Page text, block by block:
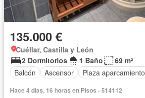
135.000 €
Cuéllar, Castilla y León
2 Dormitorios
1 Baño
69 m²
Balcón
Ascensor Plaza aparcamiento
Hace 4 días, 16 horas en Pisos - 514112